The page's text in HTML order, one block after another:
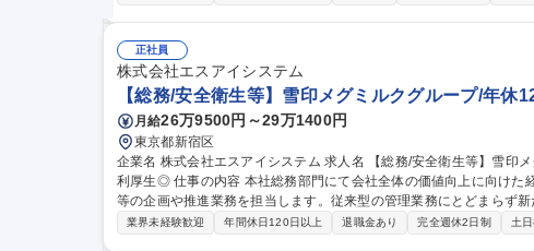
※当社の企業理念を実現するための社内環境づくり、つまり「チー
でも、どこでも、誰とでも、最高の仕事ができるITを提供する」をミッションとして
ドミニストレータ/社内SE/100人100通りのマッチングをITで支える
正社員
株式会社エスアイシステム
【総務/安全衛生等】雪印メグミルクグループ/年休
月給26万9500円～29万1400円
東京都新宿区
企業名 株式会社エスアイシステム 求人名 【総務/安全衛生等】雪印メグミルクグループ/年休125日/フレックス/福
利厚生◎ 仕事の内容 本社総務部門にて会社全体の価値向上に向けた経営戦略と連動した健康経営や安全衛生活動
等の企画や推進業務を担当します。従来型の管理業務にとどまらず
割を担います。 ■経営戦略と連動した健康経営の企画推進 ■安全衛生委員会の運営を含む安全衛生活動の企画運営
業界未経験歓迎 年間休日120日以上 退職金あり 完全週休2日制 土